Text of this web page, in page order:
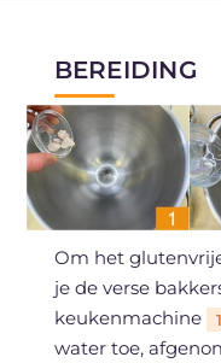
BEREIDING
Om het
je de verse
keukenmachine
1
water toe,